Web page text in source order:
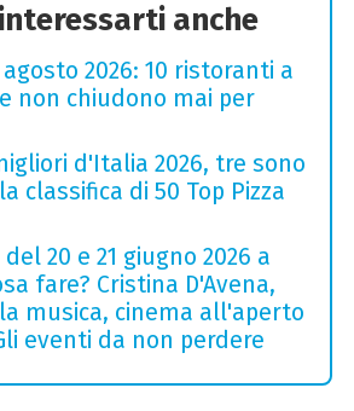
anche
2026: 10 ristoranti a
non chiudono mai per
d'Italia 2026, tre sono
classifica di 50 Top Pizza
20 e 21 giugno 2026 a
fare? Cristina D'Avena,
musica, cinema all'aperto
eventi da non perdere